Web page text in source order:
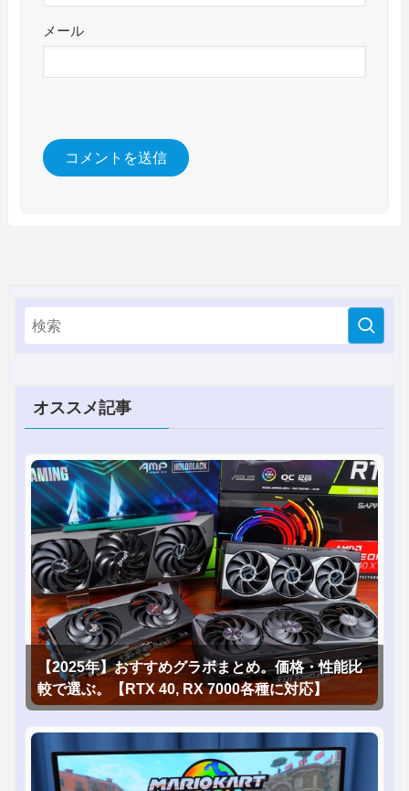
メール
オススメ記事
【2025年】おすすめグラボまとめ。価格・性能比
較で選ぶ。【RTX 40, RX 7000各種に対応】